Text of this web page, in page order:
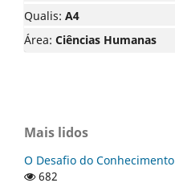
Qualis: A4
Área: Ciências Humanas
Mais lidos
O Desafio do Conhecimento
682